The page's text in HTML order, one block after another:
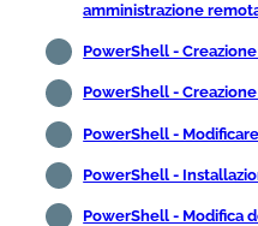
amministrazione
PowerShell -
PowerShell -
PowerShell -
PowerShell -
PowerShell - Modifica